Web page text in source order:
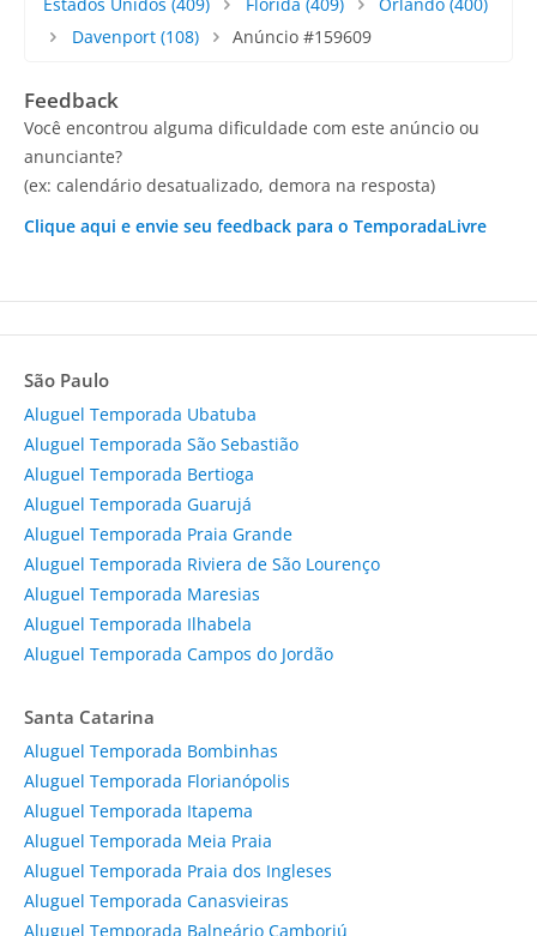
Davenport(108) Anúncio #159609
Feedback
Você encontrou alguma dificuldade com este anúncio ou
anunciante?
(ex: calendário desatualizado, demora na resposta)
Clique aqui e envie seu feedback para o TemporadaLivre
São Paulo
Aluguel Temporada Ubatuba
Aluguel Temporada São Sebastião
Aluguel Temporada Bertioga
Aluguel Temporada Guarujá
Aluguel Temporada Praia Grande
Aluguel Temporada Riviera de São Lourenço
Aluguel Temporada Maresias
Aluguel Temporada Ilhabela
Aluguel Temporada Campos do Jordão
Santa Catarina
Aluguel Temporada Bombinhas
Aluguel Temporada Florianópolis
Aluguel Temporada Itapema
Aluguel Temporada Meia Praia
Aluguel Temporada Praia dos Ingleses
Aluguel Temporada Canasvieiras
Aluguel Temporada Balneário Camboriú